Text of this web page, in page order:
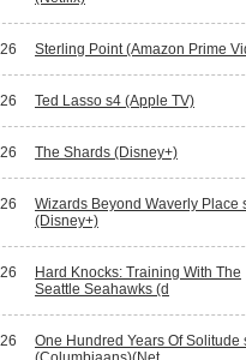
Ronaldo waagt zich aan
Sterling Point (Amazon Prime
Ted Lasso s4 (Apple TV)
The Shards (Disney+)
Wizards Beyond Waverly Place
(Disney+)
Hard Knocks: Training With The
Seattle Seahawks (d
One Hundred Years Of Solitude